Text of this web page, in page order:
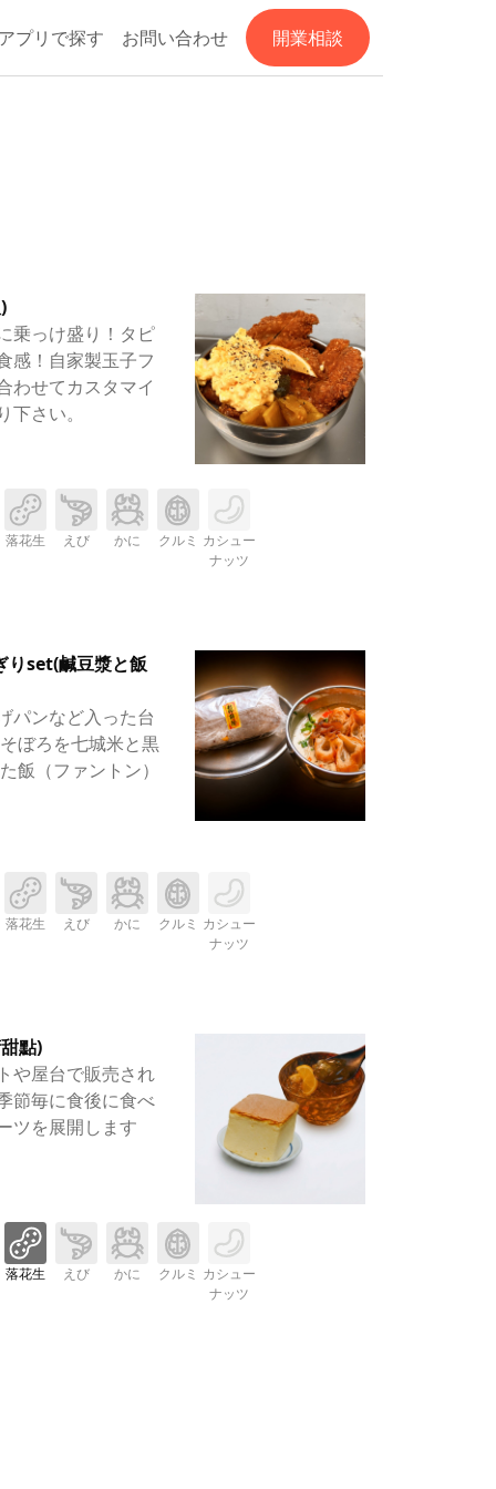
プリで探す お問い合わせ 開業相談
乗っけ盛り！タピ
感！自家製玉子フ
わせてカスタマイ
さい。
落花生 えび かに クルミ カシュー
ナッツ
りset(鹹豆漿と飯
パンなど入った台
ぼろを七城米と黒
飯（ファントン）
落花生 えび かに クルミ カシュー
ナッツ
點)
や屋台で販売され
節毎に食後に食べ
ツを展開します
落花生 えび かに クルミ カシュー
ナッツ